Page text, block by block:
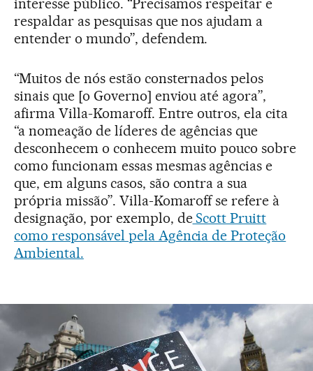
interesse público. “Precisamos respeitar e
respaldar as pesquisas que nos ajudam a
entender o mundo”, defendem.
“Muitos de nós estão consternados pelos
sinais que [o Governo] enviou até agora”,
afirma Villa-Komaroff. Entre outros, ela cita
“a nomeação de líderes de agências que
desconhecem o conhecem muito pouco sobre
como funcionam essas mesmas agências e
que, em alguns casos, são contra a sua
própria missão”. Villa-Komaroff se refere à
designação, por exemplo, deScott Pruitt
como responsável pela Agência de Proteção
Ambiental.